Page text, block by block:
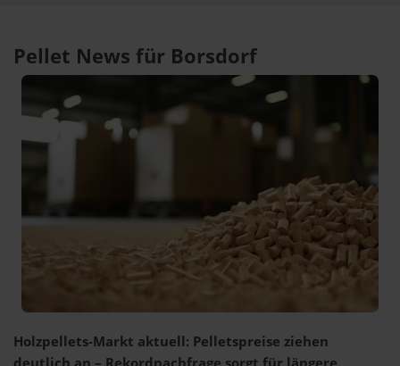
Pellet News für Borsdorf
Holzpellets-Markt aktuell: Pelletspreise ziehen